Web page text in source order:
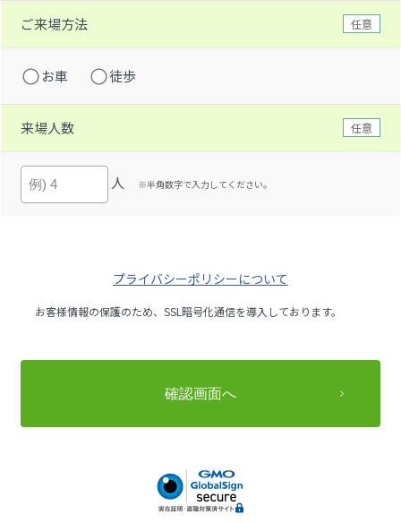
ご来場方法 任意
お車 徒歩
来場人数 任意
人 ※半角数字で入力してください。
プライバシーポリシーについて
お客様情報の保護のため、SSL暗号化通信を導入しております。